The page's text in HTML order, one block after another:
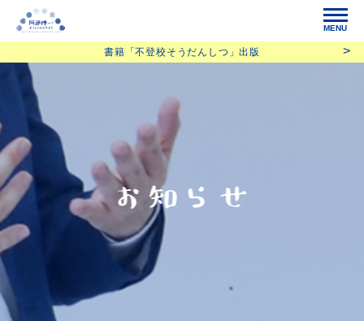
MENU
書籍「不登校そうだんしつ」出版